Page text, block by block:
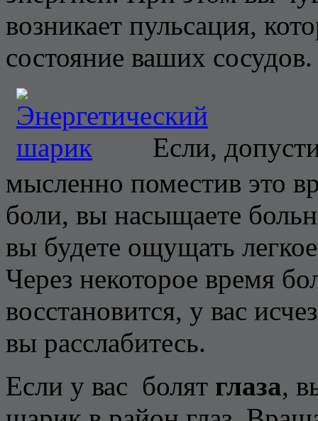
возникает пульсация,
состояние ваших сосудов.
Если,
мысленно поместив это
боли, вы насыщаете
вы будете ощущать
Через некоторое время
восстановится, у вас
вы расслабитесь.
Если у вас болят глаза,